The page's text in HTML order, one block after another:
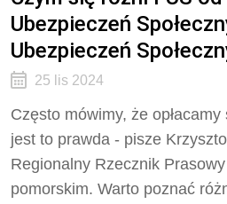
Ubezpieczeń
Ubezpieczeń
25 lis 2024
Często mówimy, że opłacamy
jest to prawda - pisze
Regionalny Rzecznik
pomorskim. Warto poznać